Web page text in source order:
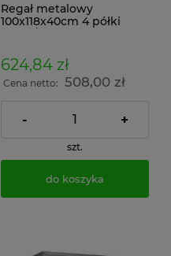
Regał metalowy
100x118x40cm 4 półki
dokumenty w archiwum i
do magazynu
624,84 zł
Cena netto: 508,00 zł
- +
szt.
do koszyka